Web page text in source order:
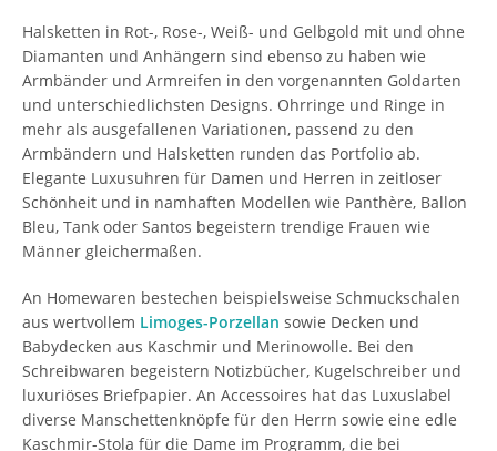
Halsketten in Rot-, Rose-, Weiß- und Gelbgold mit und ohne
Diamanten und Anhängern sind ebenso zu haben wie
Armbänder und Armreifen in den vorgenannten Goldarten
und unterschiedlichsten Designs. Ohrringe und Ringe in
mehr als ausgefallenen Variationen, passend zu den
Armbändern und Halsketten runden das Portfolio ab.
Elegante Luxusuhren für Damen und Herren in zeitloser
Schönheit und in namhaften Modellen wie Panthère, Ballon
Bleu, Tank oder Santos begeistern trendige Frauen wie
Männer gleichermaßen.
An Homewaren bestechen beispielsweise Schmuckschalen
aus wertvollem Limoges-Porzellan sowie Decken und
Babydecken aus Kaschmir und Merinowolle. Bei den
Schreibwaren begeistern Notizbücher, Kugelschreiber und
luxuriöses Briefpapier. An Accessoires hat das Luxuslabel
diverse Manschettenknöpfe für den Herrn sowie eine edle
Kaschmir-Stola für die Dame im Programm, die bei